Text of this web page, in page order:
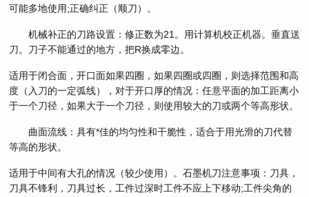
可能多地使用;正确纠正（顺刀）。
机械补正的刀路设置：修正数为21。用计算机校正机器。垂直送
刀。刀子不能通过的地方，把R换成零边。
适用于闭合面，开口面如果四圈，如果四圈或四圈，则选择范围和高
度（入刀的一定弧线），对于开口厚的情况：任意平面的加工距离小
于一个刀径，如果大于一个刀径，则使用较大的刀或两个等高形状。
曲面流线：具有*佳的均匀性和干脆性，适合于用光滑的刀代替
等高的形状。
适用于中间有大孔的情况（较少使用）。石墨机刀注意事项：刀具，
刀具不锋利，刀具过长，工件过深时工件不应上下移动;工件尖角的